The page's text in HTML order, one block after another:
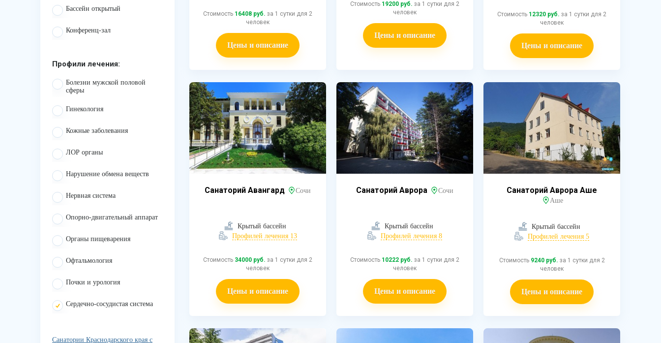
Бассейн открытый
Конференц-зал
Профили лечения:
Болезни мужской половой
сферы
Гинекология
Кожные заболевания
ЛОР органы
Нарушение обмена веществ
Нервная система
Опорно-двигательный аппарат
Органы пищеварения
Офтальмология
Почки и урология
Сердечно-сосудистая система
Санатории Краснодарского края с
Стоимость 16408 руб. за 1 сутки для 2
человек
Цены и описание
Стоимость 19200 руб. за 1 сутки для 2
человек
Цены и описание
Стоимость 12320 руб. за 1 сутки для 2
человек
Цены и описание
Санаторий Авангард Сочи
Крытый бассейн
Профилей лечения 13
Стоимость 34000 руб. за 1 сутки для 2
человек
Цены и описание
Санаторий Аврора Сочи
Крытый бассейн
Профилей лечения 8
Стоимость 10222 руб. за 1 сутки для 2
человек
Цены и описание
Санаторий Аврора Аше
Аше
Крытый бассейн
Профилей лечения 5
Стоимость 9240 руб. за 1 сутки для 2
человек
Цены и описание